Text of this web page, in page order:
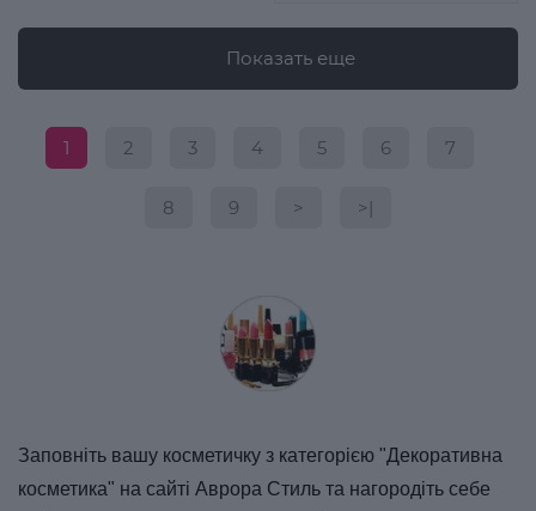
Показать еще
1 2 3 4 5 6 7
8 9 > >|
Заповніть вашу косметичку з категорією "Декоративна
косметика" на сайті Аврора Стиль та нагородіть себе